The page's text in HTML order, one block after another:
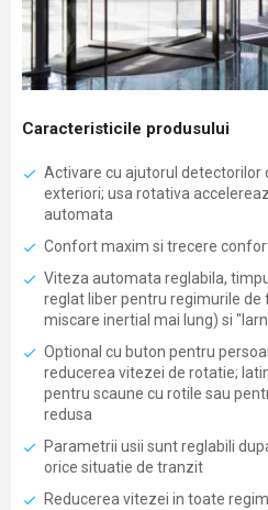
Caracteristicile produsului
Activare cu ajutorul detectorilor
exteriori; usa rotativa
automata
Confort maxim si trecere
Viteza automata reglabila,
reglat liber pentru regimurile
miscare inertial mai lung) si
Optional cu buton pentru
reducerea vitezei de rotatie;
pentru scaune cu rotile sau
redusa
Parametrii usii sunt reglabili
orice situatie de tranzit
Reducerea vitezei in toate